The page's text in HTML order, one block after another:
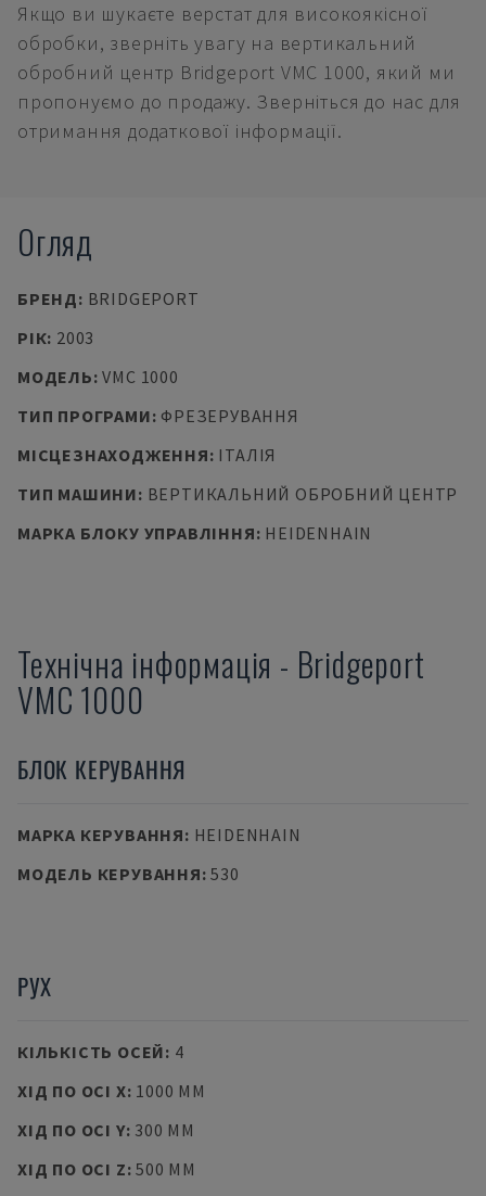
Якщо ви шукаєте верстат для високоякісної
обробки, зверніть увагу на вертикальний
обробний центр Bridgeport VMC 1000, який ми
пропонуємо до продажу. Зверніться до нас для
отримання додаткової інформації.
Огляд
БРЕНД: BRIDGEPORT
РІК: 2003
МОДЕЛЬ:VMC 1000
ТИП ПРОГРАМИ: ФРЕЗЕРУВАННЯ
МІСЦЕЗНАХОДЖЕННЯ: ІТАЛІЯ
ТИП МАШИНИ: ВЕРТИКАЛЬНИЙ ОБРОБНИЙ ЦЕНТР
МАРКА БЛОКУ УПРАВЛІННЯ: HEIDENHAIN
Технічна інформація - Bridgeport
VMC 1000
БЛОК КЕРУВАННЯ
МАРКА КЕРУВАННЯ: HEIDENHAIN
МОДЕЛЬ КЕРУВАННЯ:530
РУХ
КІЛЬКІСТЬ ОСЕЙ: 4
ХІД ПО ОСІ X: 1000 MM
ХІД ПО ОСІ Y: 300 MM
ХІД ПО ОСІ Z:500 MM